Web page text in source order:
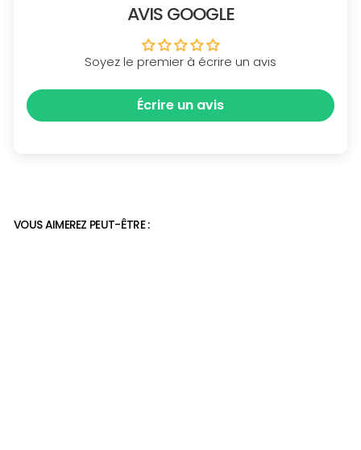
AVIS GOOGLE
Soyez le premier à écrire un avis
Écrire un avis
VOUS AIMEREZ PEUT-ÊTRE :